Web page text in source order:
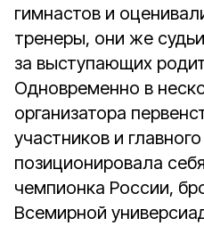
гимнастов и
тренеры, они же
за выступающих
Одновременно в
организатора
участников и
позиционировала
чемпионка России,
Всемирной